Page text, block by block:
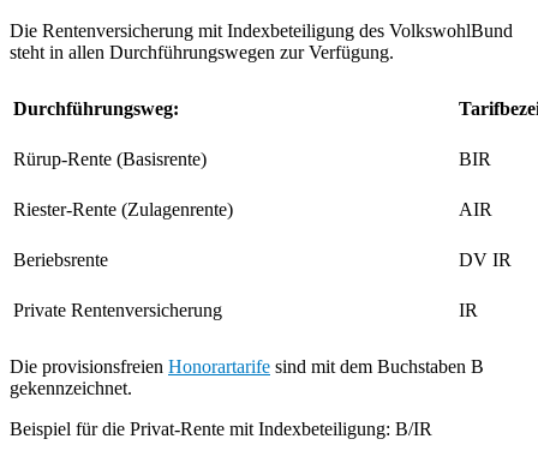
Die Rentenversicherung mit Indexbeteiligung des VolkswohlBund
steht in allen Durchführungswegen zur Verfügung.
Durchführungsweg:
Rürup-Rente (Basisrente) BIR
Riester-Rente (Zulagenrente) AIR
Beriebsrente DV IR
Private Rentenversicherung IR
Die provisionsfreien Honorartarife sind mit dem Buchstaben B
gekennzeichnet.
Beispiel für die Privat-Rente mit Indexbeteiligung: B/IR